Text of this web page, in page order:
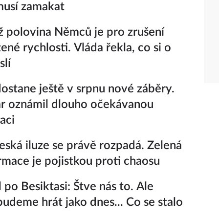
zamakat
polovina Němců je pro zrušení
rychlosti. Vláda řekla, co si o
ještě v srpnu nové záběry.
oznámil dlouho očekávanou
iluze se právě rozpadá. Zelená
je pojistkou proti chaosu
po Besiktasi: Štve nás to. Ale
hrát jako dnes... Co se stalo